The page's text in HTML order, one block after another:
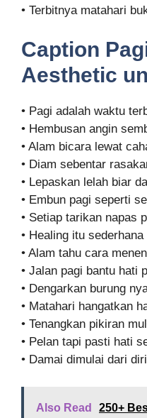
• Terbitnya matahari
Caption
Aesthetic
• Pagi adalah waktu
• Hembusan angin
• Alam bicara lewat
• Diam sebentar
• Lepaskan lelah biar
• Embun pagi seperti
• Setiap tarikan napas
• Healing itu
• Alam tahu cara
• Jalan pagi bantu hati
• Dengarkan burung
• Matahari hangatkan
• Tenangkan pikiran
• Pelan tapi pasti hati
• Damai dimulai dari
Also Read
250+